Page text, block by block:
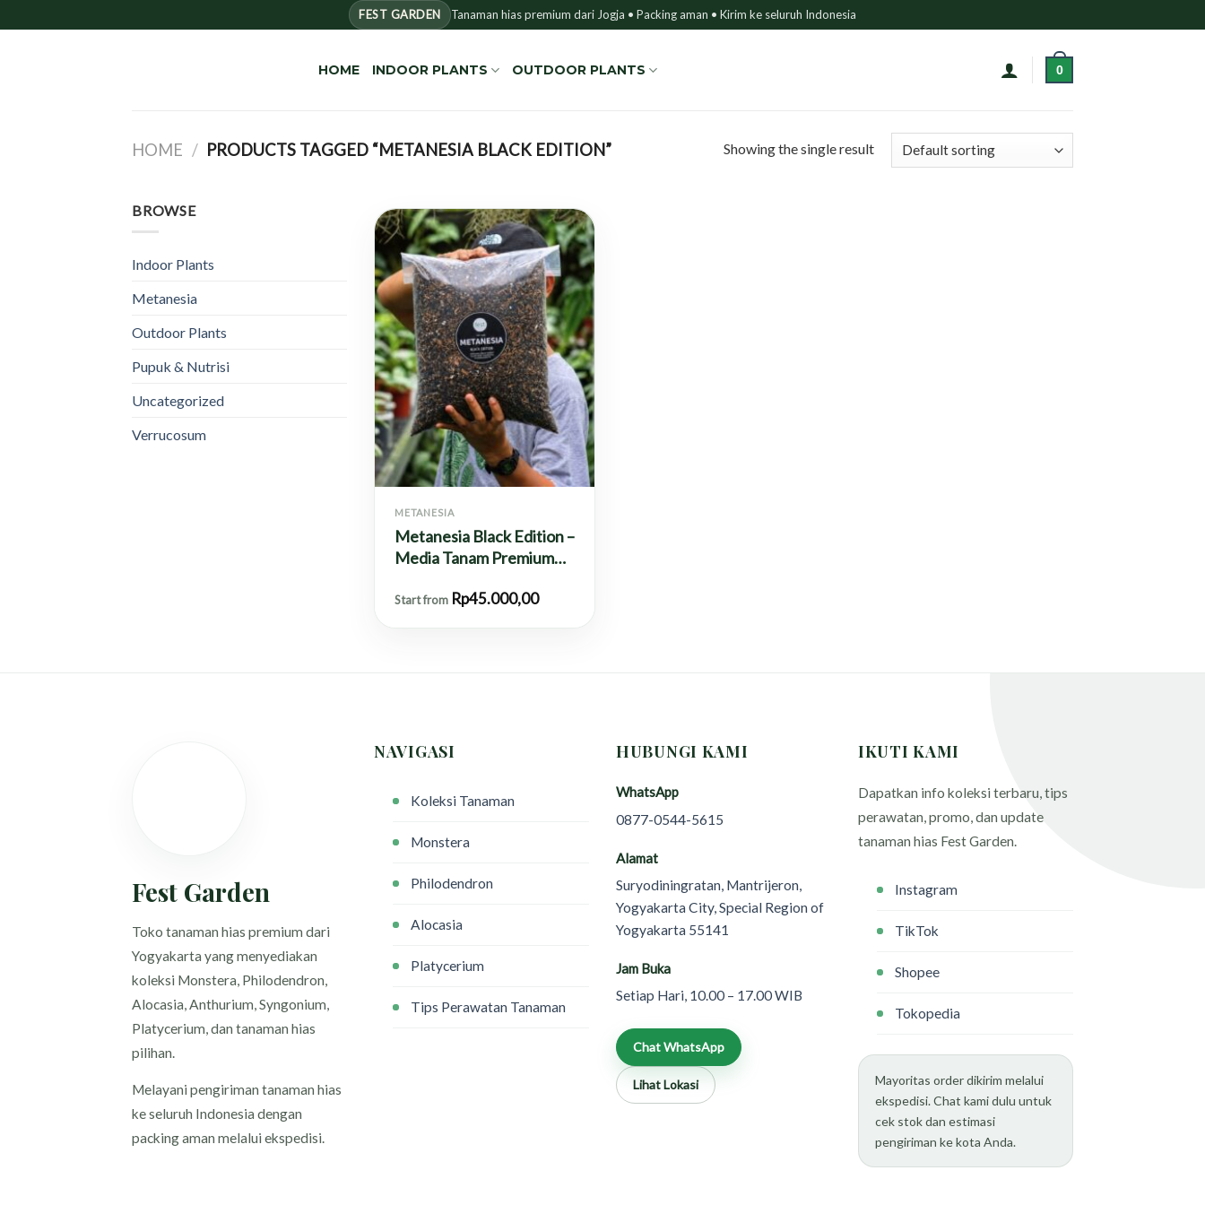
to
FEST GARDEN Tanaman hias premium dari Jogja • Packing aman • Kirim ke seluruh Indonesia
HOME INDOOR PLANTS OUTDOOR PLANTS 0
HOME / PRODUCTS TAGGED “METANESIA BLACK EDITION” Showing the single result
BROWSE
Indoor Plants
Metanesia
Outdoor Plants
Pupuk & Nutrisi
Uncategorized
Verrucosum
METANESIA
Metanesia Black Edition –
Media Tanam Premium
Start from Rp45.000,00
Fest Garden
Toko tanaman hias premium dari
Yogyakarta yang menyediakan
koleksi Monstera, Philodendron,
Alocasia, Anthurium, Syngonium,
Platycerium, dan tanaman hias
pilihan.
Melayani pengiriman tanaman hias
ke seluruh Indonesia dengan
packing aman melalui ekspedisi.
NAVIGASI
Koleksi Tanaman
Monstera
Philodendron
Alocasia
Platycerium
Tips Perawatan Tanaman
HUBUNGI KAMI
WhatsApp
0877-0544-5615
Alamat
Suryodiningratan, Mantrijeron,
Yogyakarta City, Special Region of
Yogyakarta 55141
Jam Buka
Setiap Hari, 10.00 – 17.00 WIB
Chat WhatsApp
Lihat Lokasi
IKUTI KAMI
Dapatkan info koleksi terbaru, tips
perawatan, promo, dan update
tanaman hias Fest Garden.
Instagram
TikTok
Shopee
Tokopedia
Mayoritas order dikirim melalui
ekspedisi. Chat kami dulu untuk
cek stok dan estimasi
pengiriman ke kota Anda.